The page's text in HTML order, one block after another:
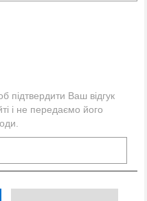
підтвердити Ваш відгук
і не передаємо його